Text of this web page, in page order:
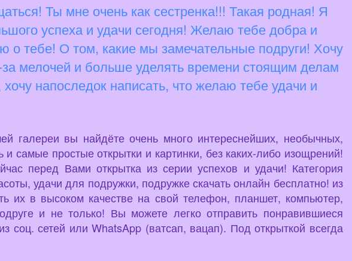
Ты мне очень как сестренка!!! Такая родная! Я
успеха и удачи сегодня! Желаю тебе добра и
о тебе! О том, какие мы замечательные подруги! Хочу
мелочей и больше уделять времени стоящим делам
напоследок написать, что желаю тебе удачи и
галереи вы найдёте очень много интереснейших, необычных,
самые простые открытки и картинки, без каких-либо изощрений!
перед Вами открытка из серии успехов и удачи! Категория
удачи для подружки, подружке скачать онлайн бесплатно! из
их в высоком качестве на свой телефон, планшет, компьютер,
и не только! Вы можете легко отправить понравившиеся
сетей или WhatsApp (ватсап, вацап). Под открыткой всегда